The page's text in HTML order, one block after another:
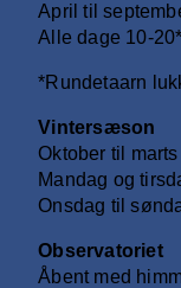
April til
Alle dage 10-20*
*Rundetaarn
Vintersæson
Oktober til marts
Mandag og
Onsdag til
Observatoriet
Åbent med